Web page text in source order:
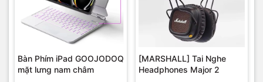
Bàn Phím iPad GOOJODOQ
mặt lưng nam châm
[MARSHALL] Tai Nghe
Headphones Major 2